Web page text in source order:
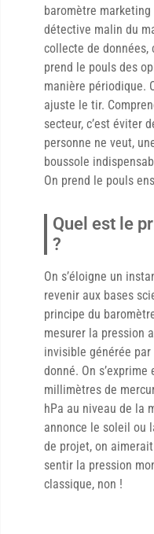
baromètre
détective malin du
collecte de données,
prend le pouls des
manière périodique.
ajuste le tir.
secteur, c’est éviter
personne ne veut,
boussole
On prend le pouls
Quel est le
?
On s’éloigne un
revenir aux bases
principe du
mesurer la pression
invisible générée
donné. On
millimètres de
hPa au niveau de la
annonce le soleil ou
de projet, on
sentir la pression
classique, non !